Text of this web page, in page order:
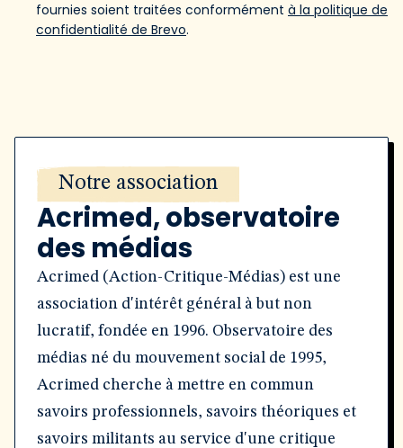
fournies soient traitées conformément à la politique de
confidentialité de Brevo.
Notre association
Acrimed, observatoire
des médias
Acrimed (Action-Critique-Médias) est une
association d'intérêt général à but non
lucratif, fondée en 1996. Observatoire des
médias né du mouvement social de 1995,
Acrimed cherche à mettre en commun
savoirs professionnels, savoirs théoriques et
savoirs militants au service d'une critique